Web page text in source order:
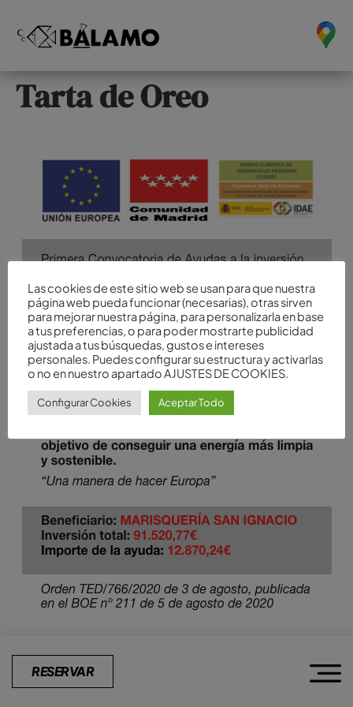
Tarta de Oreo
Las cookies de este sitio web se usan para que nuestra
página web pueda funcionar (necesarias), otras sirven
para mejorar nuestra página, para personalizarla en base
a tus preferencias, o para poder mostrarte publicidad
ajustada a tus búsquedas, gustos e intereses
personales. Puedes configurar su estructura y activarlas
o no en nuestro apartado AJUSTES DE COOKIES.
Configurar Cookies Aceptar Todo
RESERVAR